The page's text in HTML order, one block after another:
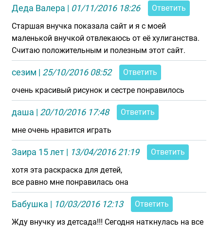
Деда Валера | 01/11/2016 18:26
Ответить
Старшая внучка показала сайт и я с моей
маленькой внучкой отвлекаюсь от её хулиганства.
Считаю положительным и полезным этот сайт.
сезим | 25/10/2016 08:52
Ответить
очень красивый рисунок и сестре понравилось
даша | 20/10/2016 17:48
Ответить
мне очень нравится играть
Заира 15 лет | 13/04/2016 21:19
Ответить
хотя эта раскраска для детей,
все равно мне понравилась она
Бабушка | 10/03/2016 12:13
Ответить
Жду внучку из детсада!!! Сегодня наткнулась на все